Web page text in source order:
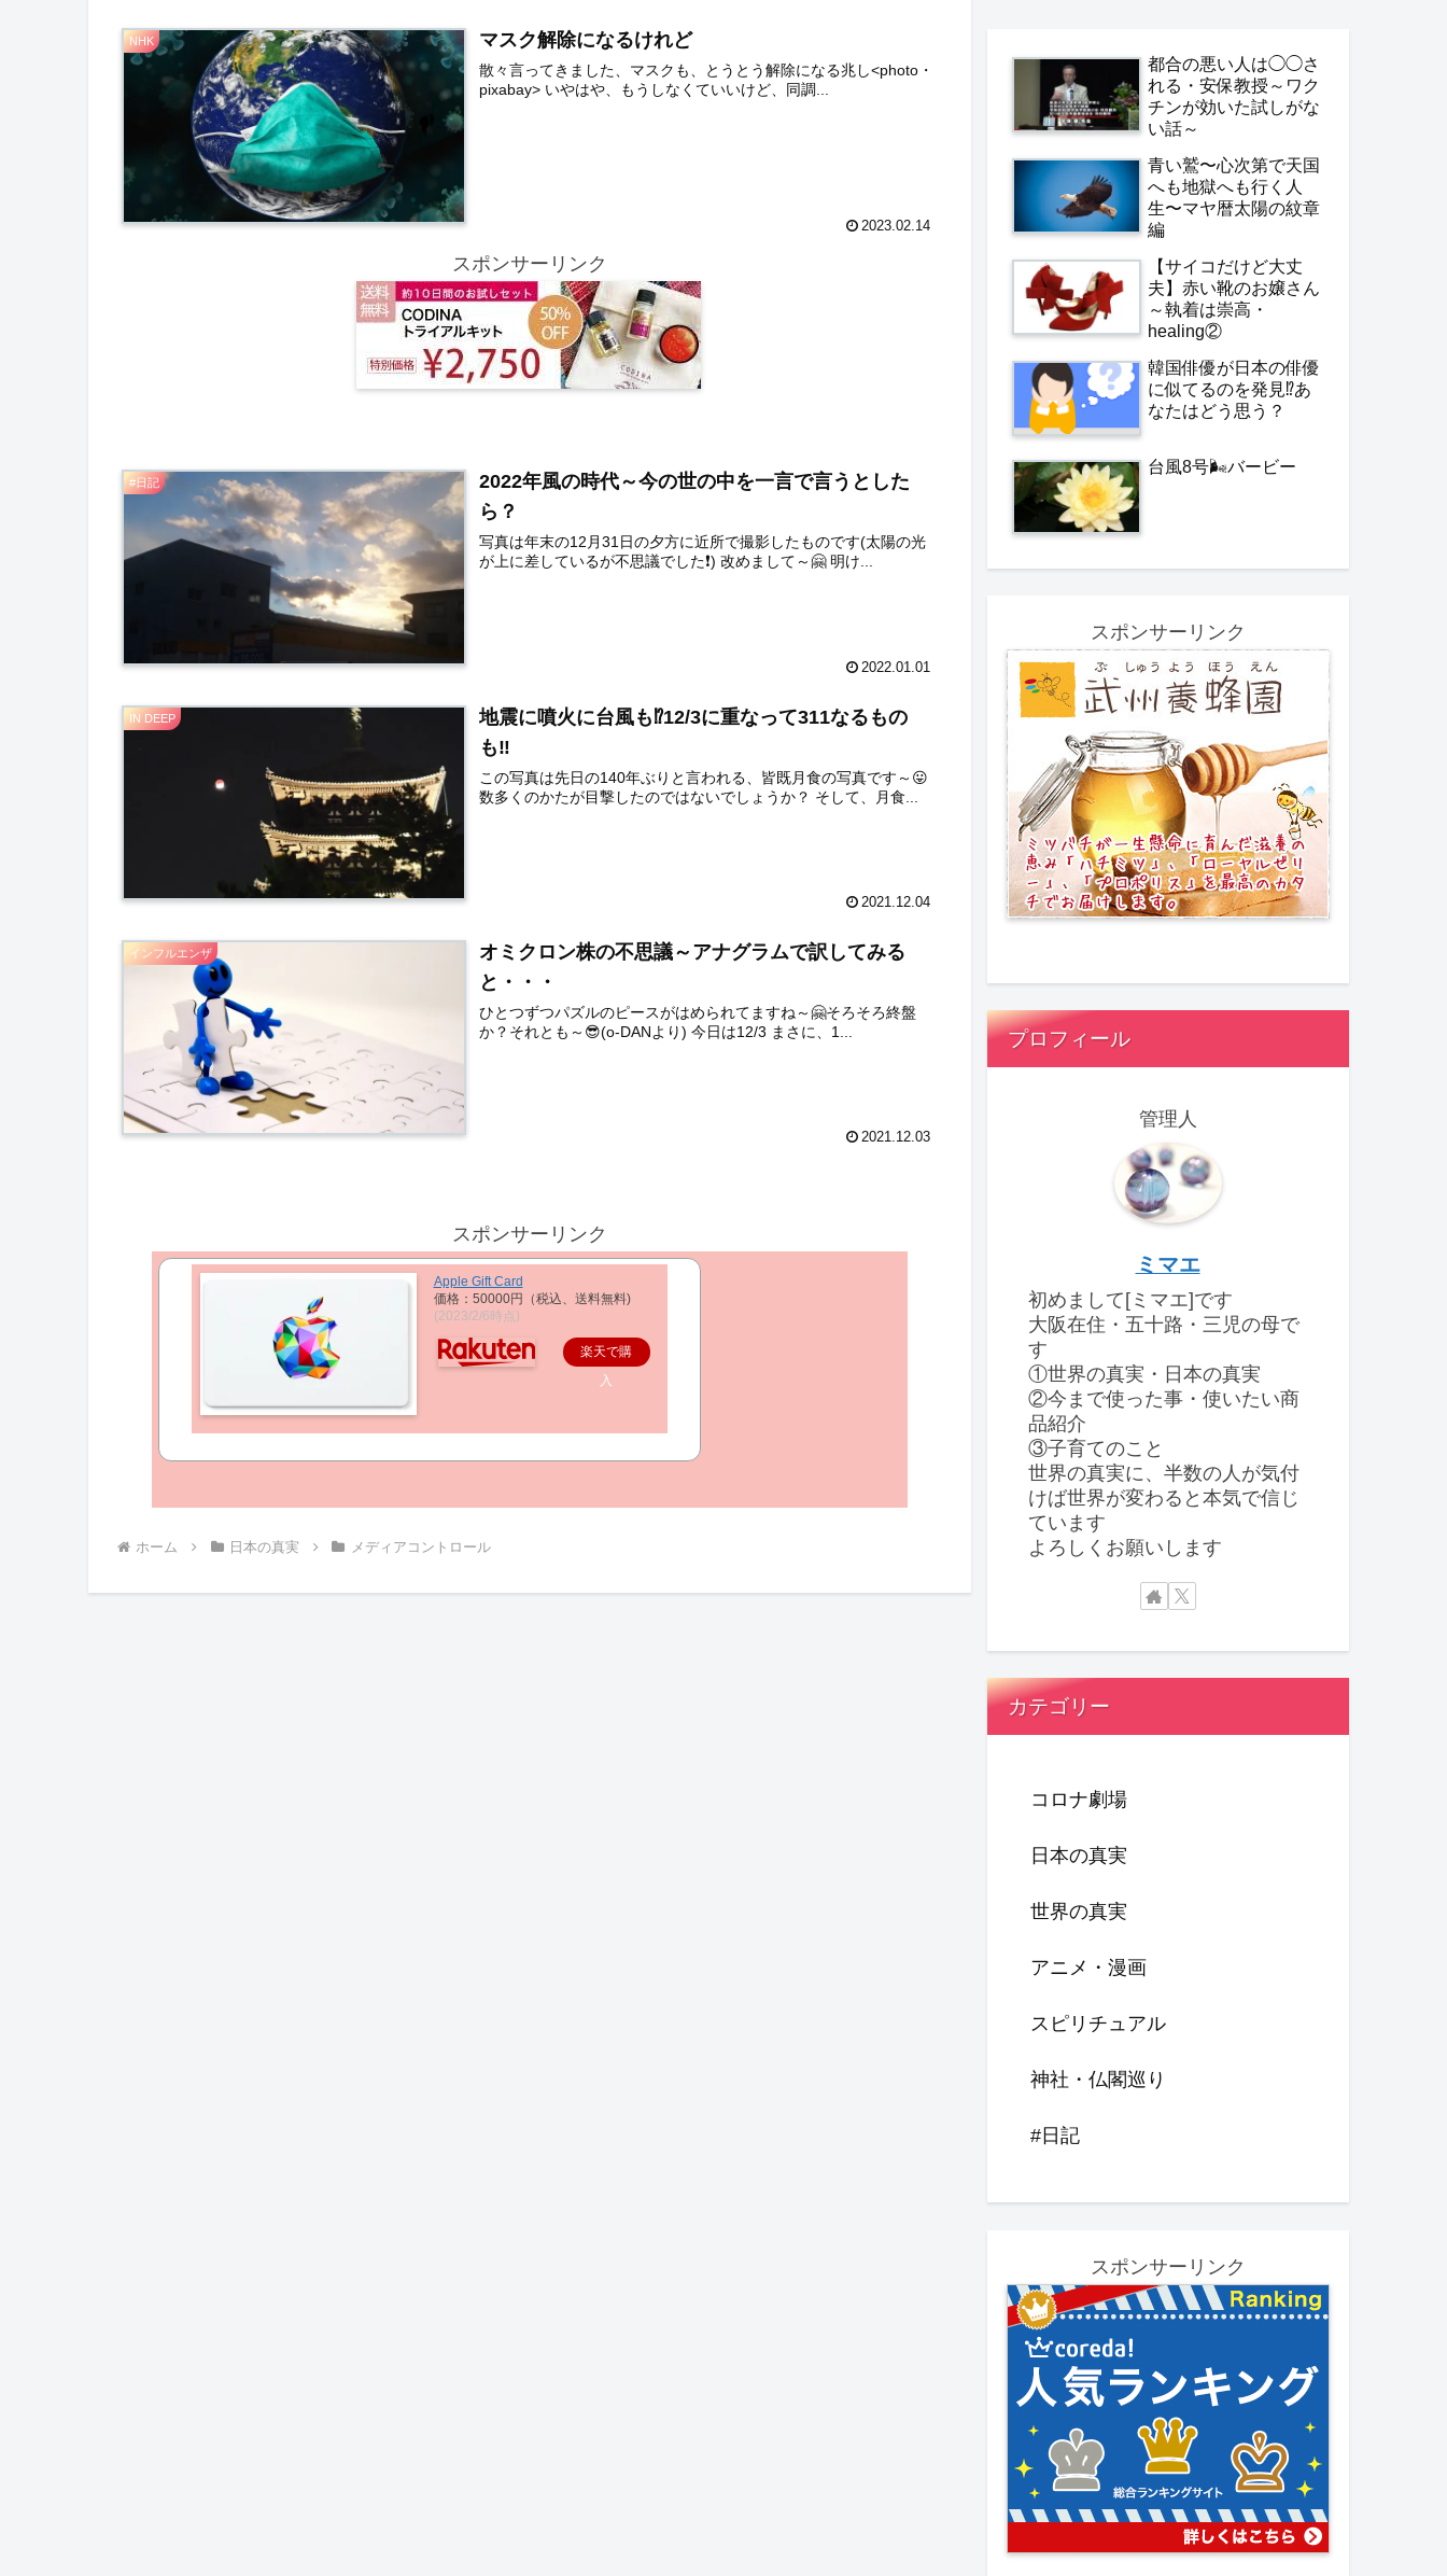
NHK マスク解除になるけれど
散々言ってきました、マスクも、とうとう解除になる兆し<photo・
pixabay> いやはや、もうしなくていいけど、同調...
2023.02.14
スポンサーリンク
#日記
2022年風の時代～今の世の中を一言で言うとした
ら？
写真は年末の12月31日の夕方に近所で撮影したものです(太陽の光
が上に差しているが不思議でした❗) 改めまして～🤗 明け...
2022.01.01
IN DEEP
地震に噴火に台風も⁉️12/3に重なって311なるもの
も‼️
この写真は先日の140年ぶりと言われる、皆既月食の写真です～😛
数多くのかたが目撃したのではないでしょうか？ そして、月食...
2021.12.04
インフルエンザ
オミクロン株の不思議～アナグラムで訳してみる
と・・・
ひとつずつパズルのピースがはめられてますね～🤗そろそろ終盤
か？それとも～😎(o-DANより) 今日は12/3 まさに、1...
2021.12.03
スポンサーリンク
Apple Gift Card
価格：50000円（税込、送料無料)
(2023/2/6時点)
楽天で購
入
ホーム 日本の真実 メディアコントロール
都合の悪い人は◯◯さ
れる・安保教授～ワク
チンが効いた試しがな
い話～
青い鷲〜心次第で天国
へも地獄へも行く人
生〜マヤ暦太陽の紋章
編
【サイコだけど大丈
夫】赤い靴のお嬢さん
～執着は崇高・
healing②
韓国俳優が日本の俳優
に似てるのを発見⁉️あ
なたはどう思う？
台風8号🌬️バービー
スポンサーリンク
プロフィール
管理人
ミマエ
初めまして[ミマエ]です
大阪在住・五十路・三児の母で
す
①世界の真実・日本の真実
②今まで使った事・使いたい商
品紹介
③子育てのこと
世界の真実に、半数の人が気付
けば世界が変わると本気で信じ
ています
よろしくお願いします
カテゴリー
コロナ劇場
日本の真実
世界の真実
アニメ・漫画
スピリチュアル
神社・仏閣巡り
#日記
スポンサーリンク